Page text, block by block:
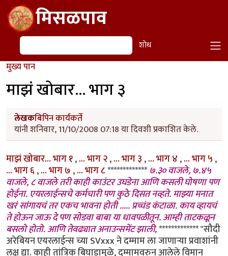
Skip to main contentमिसळपाव
शोध शोध
मुख्य पान
माझं खोबार... भाग ३
लेखकबिपिन कार्यकर्ते
यांनी शनिवार, 11/10/2008 07:18 या दिवशी प्रकाशित केले.
माझं खोबार... भाग १,... भाग २,... भाग ३,... भाग ४,... भाग ५,
... भाग ६,... भाग ७,... भाग ८*************७.३० वाजले, ७.४५
वाजले, ८ वाजले तरी काही काउंटर उघडेना आणि कसली घोषणा पण
होईना. एयरलाईन्सचे कर्मचारी पण कुठे दिसत नव्हते. माझ्या मनात
खरं सांगायचं तर एकच भावना होती ..... प्रच्चंड कंटाळा. काय व्हायचं
ते होऊन जाऊ दे पण सोडवा बाबा या धावपळीतून. आम्ही ताटकळून
बसलो होतो. आणि तेवढ्यात अनाउन्समेंट झाली,************* "सौदी
अरेबियन एयरलाईन्स च्या SVxxx ने दम्माम ला जाणार्‍या प्रवाशांनी
लक्ष द्या. काही तांत्रिक बिघाडामुळे, दम्मामवरुन आलेले विमान